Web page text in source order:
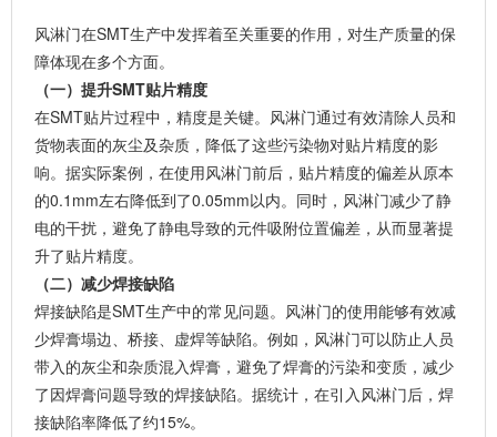
风淋门在SMT生产中发挥着至关重要的作用，对生产质量的保
障体现在多个方面。
（一）提升SMT贴片精度
在SMT贴片过程中，精度是关键。风淋门通过有效清除人员和
货物表面的灰尘及杂质，降低了这些污染物对贴片精度的影
响。据实际案例，在使用风淋门前后，贴片精度的偏差从原本
的0.1mm左右降低到了0.05mm以内。同时，风淋门减少了静
电的干扰，避免了静电导致的元件吸附位置偏差，从而显著提
升了贴片精度。
（二）减少焊接缺陷
焊接缺陷是SMT生产中的常见问题。风淋门的使用能够有效减
少焊膏塌边、桥接、虚焊等缺陷。例如，风淋门可以防止人员
带入的灰尘和杂质混入焊膏，避免了焊膏的污染和变质，减少
了因焊膏问题导致的焊接缺陷。据统计，在引入风淋门后，焊
接缺陷率降低了约15%。